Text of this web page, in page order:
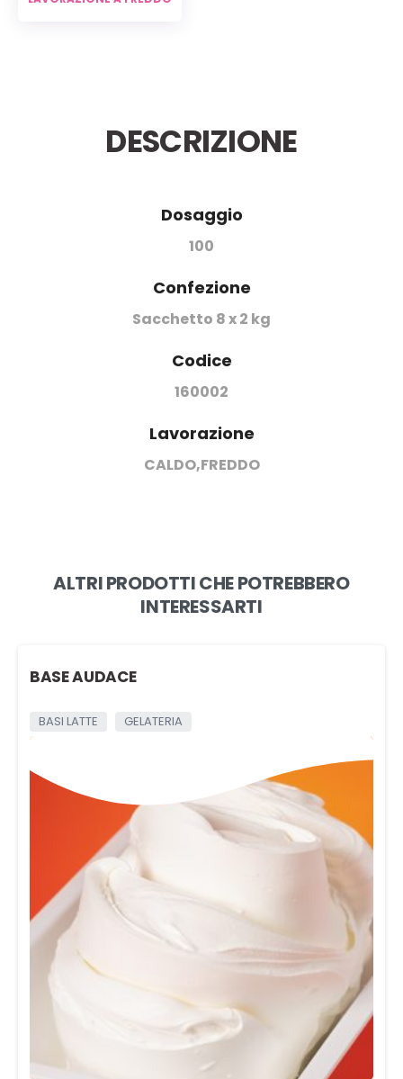
DESCRIZIONE
Dosaggio
100
Confezione
Sacchetto 8 x 2 kg
Codice
160002
Lavorazione
CALDO,FREDDO
ALTRI PRODOTTI CHE POTREBBERO
INTERESSARTI
BASE AUDACE
BASI LATTE GELATERIA